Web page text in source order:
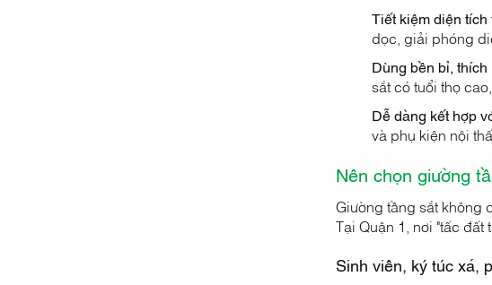
Tiết kiệm diện tích
dọc, giải phóng
Dùng bền bỉ,
sắt có tuổi thọ
Dễ dàng kết hợp
và phụ kiện nội
Nên chọn giường
Giường tầng sắt không
Tại Quận 1, nơi "tấc
Sinh viên, ký túc xá,